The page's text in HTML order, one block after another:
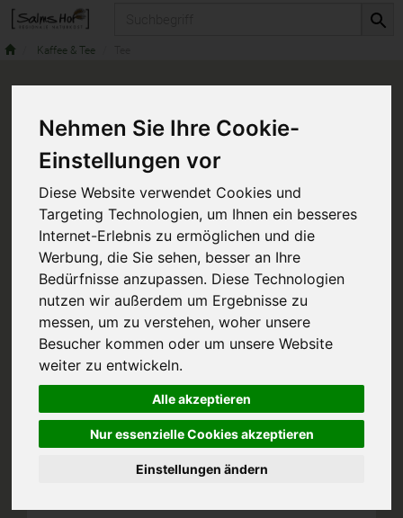
Nehmen Sie Ihre Cookie-
Einstellungen vor
Diese Website verwendet Cookies und
Targeting Technologien, um Ihnen ein besseres
Internet-Erlebnis zu ermöglichen und die
Werbung, die Sie sehen, besser an Ihre
Bedürfnisse anzupassen. Diese Technologien
nutzen wir außerdem um Ergebnisse zu
messen, um zu verstehen, woher unsere
Besucher kommen oder um unsere Website
weiter zu entwickeln.
Alle akzeptieren
Nur essenzielle Cookies akzeptieren
Einstellungen ändern
Kaffee & Tee